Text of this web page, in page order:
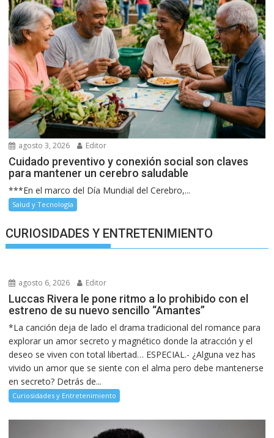
agosto 3, 2026 Editor
Cuidado preventivo y conexión social son claves
para mantener un cerebro saludable
***En el marco del Día Mundial del Cerebro,...
Salud y Tecnología
CURIOSIDADES Y ENTRETENIMIENTO
agosto 6, 2026 Editor
Luccas Rivera le pone ritmo a lo prohibido con el
estreno de su nuevo sencillo “Amantes”
*La canción deja de lado el drama tradicional del romance para
explorar un amor secreto y magnético donde la atracción y el
deseo se viven con total libertad… ESPECIAL.- ¿Alguna vez has
vivido un amor que se siente con el alma pero debe mantenerse
en secreto? Detrás de...
Curiosidades y Entretenimiento